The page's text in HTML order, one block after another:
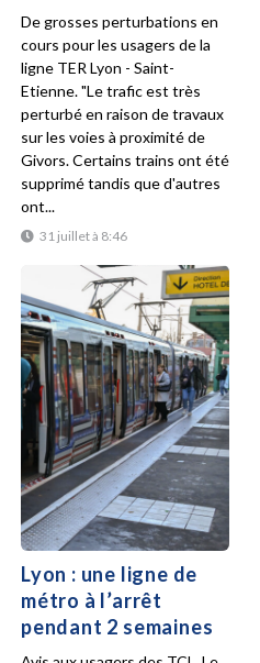
31 juillet à 8:46
De grosses perturbations en
cours pour les usagers de la
ligne TER Lyon - Saint-
Etienne. "Le trafic est très
perturbé en raison de travaux
sur les voies à proximité de
Givors. Certains trains ont été
supprimé tandis que d'autres
ont...
Lyon : une ligne de
métro à l’arrêt
pendant 2 semaines